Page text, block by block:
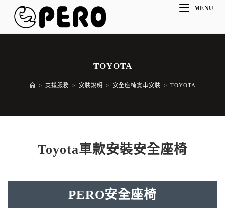
MENU
TOYOTA
> 支援服務 > 安裝說明 > 安全座椅實車安裝 > TOYOTA
Toyota車款安裝安全座椅
PERO安全座椅